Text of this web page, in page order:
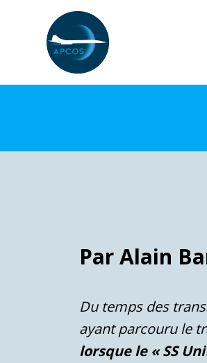
Par Alain
Du temps des
ayant parcouru le
lorsque le « SS